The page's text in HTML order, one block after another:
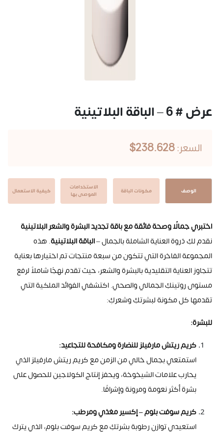
عرض # 6 – الباقة البلاتينية
السعر:238.628$
الوصف مكونات الباقة
الاستخدامات
الموصى بها
كيفية الاستعمال
اختبري جمالًا وصحة فائقة مع باقة تجديد البشرة والشعر البلاتينية
نقدم لكِ ذروة العناية الشاملة بالجمال –الباقة البلاتينية. هذه
المجموعة الفاخرة التي تتكون من سبعة منتجات تم اختيارها بعناية
تتجاوز العناية التقليدية بالبشرة والشعر، حيث تقدم نهجًا شاملاً لرفع
مستوى روتينكِ الجمالي والصحي. اكتشفي الفوائد الملكية التي
تقدمها كل مكونة لبشرتكِ وشعركِ:
للبشرة:
كريم ريتش مارفيلز للنضارة ومكافحة للتجاعيد:
استمتعي بجمال خالي من الزمن مع كريم ريتش مارفيلز الذي
يحارب علامات الشيخوخة، ويحفز إنتاج الكولاجين للحصول على
بشرة أكثر نعومة ومرونة وإشراقًا.
كريم سوفت بلوم – إكسير مغذي ومرطب:
استعيدي توازن رطوبة بشرتكِ مع كريم سوفت بلوم، الذي يترك